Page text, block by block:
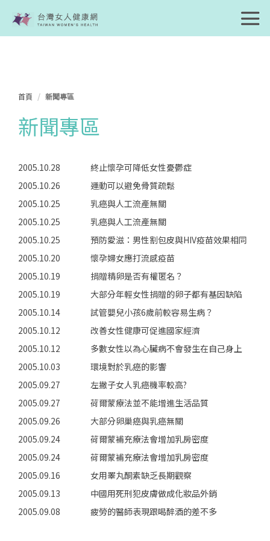
首頁 新聞專區
新聞專區
2005.10.28
終止懷孕可降低女性憂鬱症
2005.10.26
運動可以避免骨質疏鬆
2005.10.25
乳癌與人工流產無關
2005.10.25
乳癌與人工流產無關
2005.10.25
預防愛滋：男性割包皮與HIV疫苗效果相同
2005.10.20
懷孕婦女應打流感疫苗
2005.10.19
捐贈精卵是否有權匿名？
2005.10.19
大部分年輕女性捐贈的卵子都有基因缺陷
2005.10.14
試管嬰兒小孩6歲前較容易生病？
2005.10.12
改善女性健康可促進國家經濟
2005.10.12
多數女性以為心臟病不會發生在自己身上
2005.10.03
環境對於乳癌的影響
2005.09.27
左撇子女人乳癌機率較高?
2005.09.27
荷爾蒙療法並不能增進生活品質
2005.09.26
大部分卵巢癌與乳癌無關
2005.09.24
荷爾蒙補充療法會增加乳房密度
2005.09.24
荷爾蒙補充療法會增加乳房密度
2005.09.16
女用睪丸酮素缺乏長期觀察
2005.09.13
中國用死刑犯皮膚做成化妝品外銷
2005.09.08
疲勞的醫師表現跟喝醉酒的差不多